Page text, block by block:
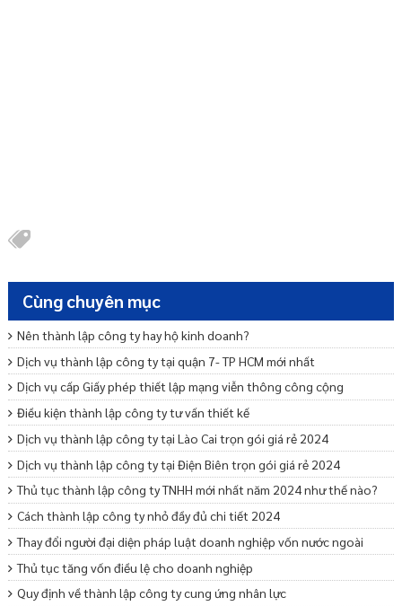
Cùng chuyên mục
Nên thành lập công ty hay hộ kinh doanh?
Dịch vụ thành lập công ty tại quận 7- TP HCM mới nhất
Dịch vụ cấp Giấy phép thiết lập mạng viễn thông công cộng
Điều kiện thành lập công ty tư vấn thiết kế
Dịch vụ thành lập công ty tại Lào Cai trọn gói giá rẻ 2024
Dịch vụ thành lập công ty tại Điện Biên trọn gói giá rẻ 2024
Thủ tục thành lập công ty TNHH mới nhất năm 2024 như thế nào?
Cách thành lập công ty nhỏ đầy đủ chi tiết 2024
Thay đổi người đại diện pháp luật doanh nghiệp vốn nước ngoài
Thủ tục tăng vốn điều lệ cho doanh nghiệp
Quy định về thành lập công ty cung ứng nhân lực